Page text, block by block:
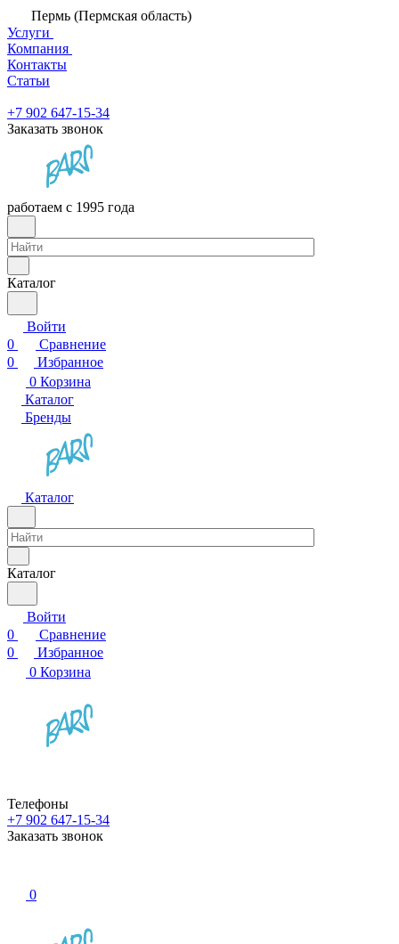
Пермь (Пермская область)
Услуги
Компания
Контакты
Статьи
+7 902 647-15-34
Заказать звонок
работаем с 1995 года
Каталог
Войти
0
Сравнение
0
Избранное
0 Корзина
Каталог
Бренды
Каталог
Каталог
Войти
0
Сравнение
0
Избранное
0 Корзина
Телефоны
+7 902 647-15-34
Заказать звонок
0